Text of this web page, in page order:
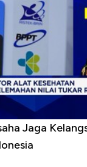
Jaga